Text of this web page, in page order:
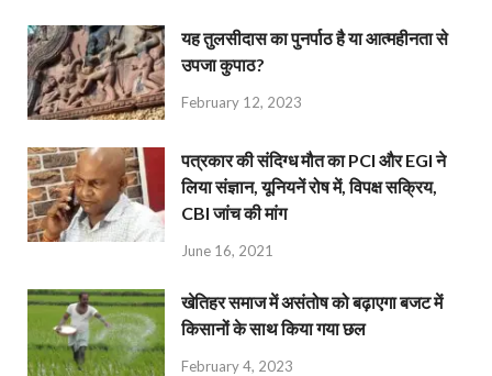
यह तुलसीदास का पुनर्पाठ है या आत्महीनता से
उपजा कुपाठ?
February 12, 2023
पत्रकार की संदिग्ध मौत का PCI और EGI ने
लिया संज्ञान, यूनियनें रोष में, विपक्ष सक्रिय,
CBI जांच की मांग
June 16, 2021
खेतिहर समाज में असंतोष को बढ़ाएगा बजट में
किसानों के साथ किया गया छल
February 4, 2023